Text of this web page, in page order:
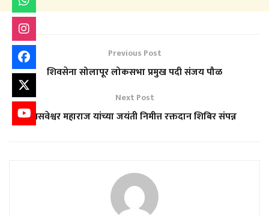
Previous Post
शिवसेना सोलापूर लोकसभा प्रमुख पदी संजय पौळ
Next Post
बसवेश्वर महाराज यांच्या जयंती निमीत्त रक्तदान शिबिर संपन्न